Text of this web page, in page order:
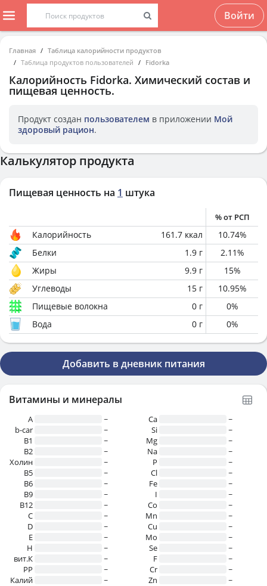
Войти
Главная
Таблица калорийности продуктов
Таблица продуктов пользователей
Fidorka
Калорийность Fidorka. Химический состав и
пищевая ценность.
Продукт создан пользователем в приложении Мой
здоровый рацион.
Калькулятор продукта
Пищевая ценность на 1 штука
% от РСП
Калорийность 161.7 ккал 10.74%
Белки
1.9 г 2.11%
Жиры
9.9 г 15%
Углеводы
15 г 10.95%
Пищевые волокна
0 г 0%
Вода
0 г 0%
Добавить в дневник питания
Витамины и минералы
A
~
b-car
~
В1
~
B2
~
Холин
~
B5
~
B6
~
B9
~
B12
~
C
~
D
~
E
~
H
~
вит.К
~
PP
~
Калий
~
Ca
~
Si
~
Mg
~
Na
~
P
~
Cl
~
Fe
~
I
~
Co
~
Mn
~
Cu
~
Mo
~
Se
~
F
~
Cr
~
Zn
~